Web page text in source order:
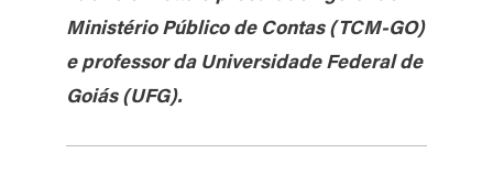
Ministério Público de Contas (TCM-GO)
e professor da Universidade Federal de
Goiás (UFG).